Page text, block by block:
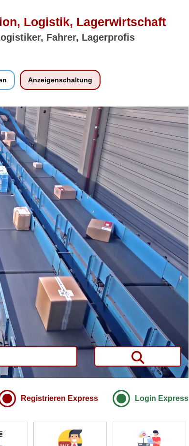
Logistik, Lagerwirtschaft
Fahrer, Lagerprofis
Anzeigenschaltung
Registrieren Express Login Express